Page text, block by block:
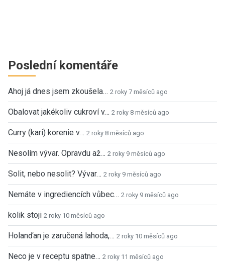
Poslední komentáře
Ahoj já dnes jsem zkoušela… 2 roky 7 měsíců ago
Obalovat jakékoliv cukroví v… 2 roky 8 měsíců ago
Curry (kari) korenie v… 2 roky 8 měsíců ago
Nesolím vývar. Opravdu až… 2 roky 9 měsíců ago
Solit, nebo nesolit? Vývar… 2 roky 9 měsíců ago
Nemáte v ingrediencích vůbec… 2 roky 9 měsíců ago
kolik stoji 2 roky 10 měsíců ago
Holanďan je zaručená lahoda,… 2 roky 10 měsíců ago
Neco je v receptu spatne… 2 roky 11 měsíců ago